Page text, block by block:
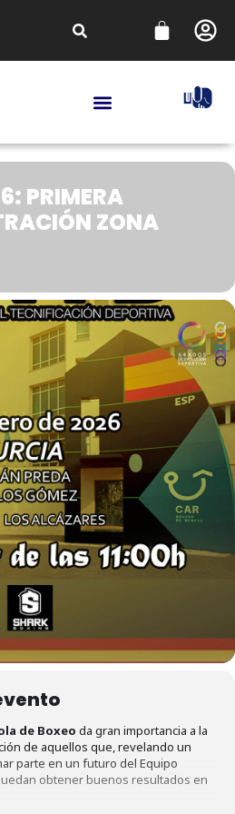
PRIMERA
ZONA
de Boxeo da gran importancia a la
de aquellos que, revelando un
parte en un futuro del Equipo
obtener buenos resultados en